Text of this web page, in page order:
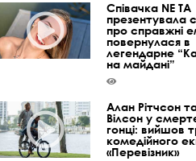
Співачка NE TA
презентувала
про справжні
повернулася в
легендарне
на майдані”
Алан Рітчсон
Вілсон у
гонці: вийшов
комедійного
«Перевізник»